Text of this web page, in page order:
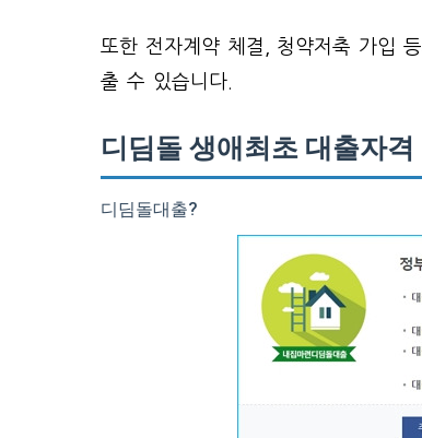
또한 전자계약 체결, 청약저축 가입
출 수 있습니다.
디딤돌 생애최초 대출자격
디딤돌대출?